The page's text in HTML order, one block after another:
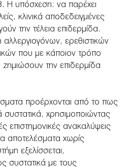
Η υπόσχεση: να παρέχει
κλινικά αποδεδειγμένες
την τέλεια επιδερμίδα.
ερεθιστικών
που με κάποιον τρόπο
την επιδερμίδα
προέρχονται από το πως
χρησιμοποιώντας
επιστημονικές ανακαλύψεις
αποτελέσματα χωρίς
εξελίσσεται,
συστατικά με τους